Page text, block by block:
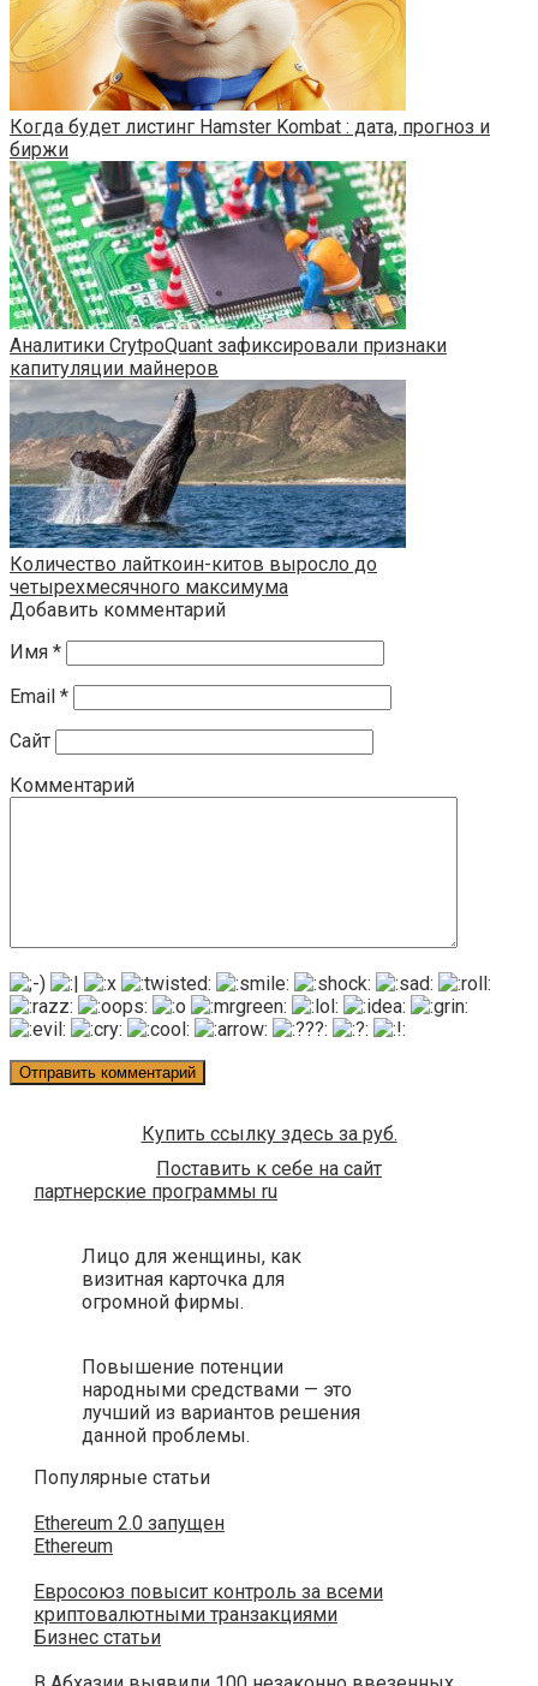
Когда будет листинг Hamster Kombat : дата, прогноз и
биржи
Аналитики CrytpoQuant зафиксировали признаки
капитуляции майнеров
Количество лайткоин-китов выросло до
четырехмесячного максимума
Добавить комментарий
Имя *
Email *
Сайт
Комментарий
Купить ссылку здесь за руб.
Поставить к себе на сайт
партнерские программы ru
Лицо для женщины, как
визитная карточка для
огромной фирмы.
Повышение потенции
народными средствами — это
лучший из вариантов решения
данной проблемы.
Популярные статьи
Ethereum 2.0 запущен
Ethereum
Евросоюз повысит контроль за всеми
криптовалютными транзакциями
Бизнес статьи